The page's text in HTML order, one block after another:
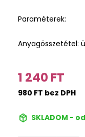
Paraméterek:
Anyagösszetétel:
1 240 FT
980 FT bez DPH
SKLADOM -